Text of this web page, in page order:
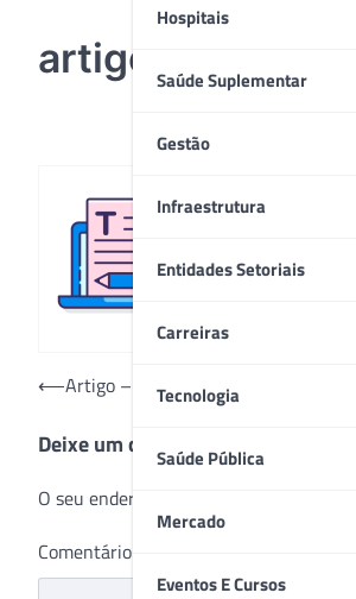
Hospitais
Saúde Suplementar
Gestão
Infraestrutura
Entidades Setoriais
Carreiras
Tecnologia
Saúde Pública
Mercado
Eventos E Cursos
artigo2
Navegação
Post
⟵Artigo – O que pode ser feito para
Deixe um comentário
O seu endereço de e-mail não será
Comentário